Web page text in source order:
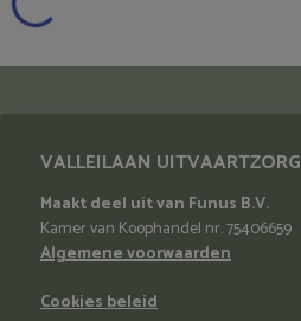
VALLEILAAN UITVAARTZORG
Maakt deel uit van Funus B.V.
Kamer van Koophandel nr. 75406659
Algemene voorwaarden
Cookies beleid